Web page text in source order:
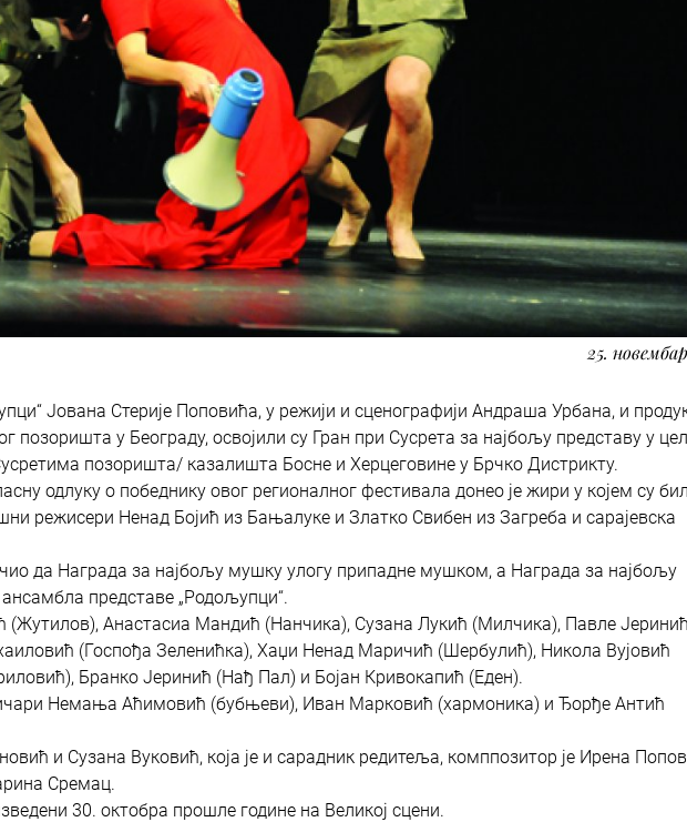
25.
Јована Стерије Поповића, у режији и сценографији Андраша Урбана, и
позоришта у Београду, освојили су Гран при Сусрета за најбољу представу у
позоришта/ казалишта Босне и Херцеговине у Брчко Дистрикту.
одлуку о победнику овог регионалног фестивала донео је жири у којем су
режисери Ненад Бојић из Бањалуке и Златко Свибен из Загреба и сарајевска
да Награда за најбољу мушку улогу припадне мушком, а Награда за најбољу
представе „Родољупци“.
(Жутилов), Анастасиа Мандић (Нанчика), Сузана Лукић (Милчика), Павле Јеринић
(Госпођа Зеленићка), Хаџи Ненад Маричић (Шербулић), Никола Вујовић
Бранко Јеринић (Нађ Пал) и Бојан Кривокапић (Еден).
Немања Аћимовић (бубњеви), Иван Марковић (хармоника) и Ђорђе Антић
и Сузана Вуковић, која је и сарадник редитеља, комппозитор је Ирена
Сремац.
30. октобра прошле године на Великој сцени.